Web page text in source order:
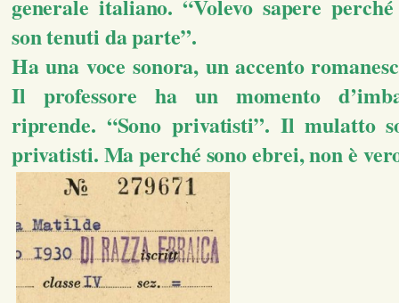
generale italiano. “Volevo sapere
son tenuti da parte”.
Ha una voce sonora, un accento
Il professore ha un momento
riprende. “Sono privatisti”. Il mulatto
privatisti. Ma perché sono ebrei, non è